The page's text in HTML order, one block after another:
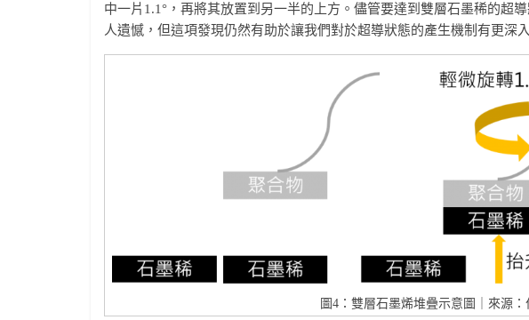
中一片1.1°，再將其放置到另一半的上方。儘管要達到雙層石墨稀的超
人遺憾，但這項發現仍然有助於讓我們對於超導狀態的產生機制有更深
圖4：雙層石墨烯堆疊示意圖｜來源：